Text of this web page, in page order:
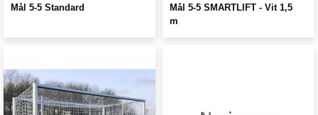
Mål 5-5 Standard
Mål 5-5 SMARTLIFT - Vit 1,5
m